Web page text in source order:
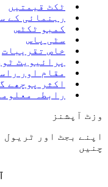
ٹکٹ قیمتیں
رہنمائی کے
کمبو ٹکٹس
سٹی پاس
خاص تقریبات
پرائیویٹ
مقام اور
اکثر پوچھے
رابطہ
وزٹ آپشنز
اپنے بجٹ اور
چنیں